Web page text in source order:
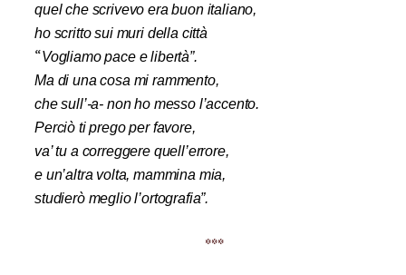
quel che scrivevo era buon italiano,
ho scritto sui muri della città
“Vogliamo pace e libertà”.
Ma di una cosa mi rammento,
che sull’-a- non ho messo l’accento.
Perciò ti prego per favore,
va’ tu a correggere quell’errore,
e un’altra volta, mammina mia,
studierò meglio l’ortografia”.
***